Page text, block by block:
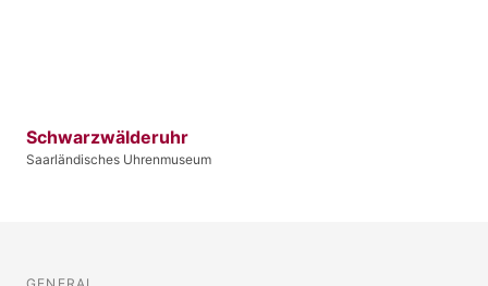
Schwarzwälderuhr
Saarländisches Uhrenmuseum